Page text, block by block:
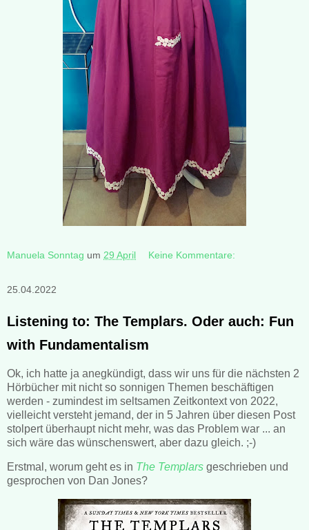
Manuela Sonntag um 29 April Keine Kommentare:
25.04.2022
Listening to: The Templars. Oder auch: Fun
with Fundamentalism
Ok, ich hatte ja anegkündigt, dass wir uns für die nächsten 2
Hörbücher mit nicht so sonnigen Themen beschäftigen
werden - zumindest im seltsamen Zeitkontext von 2022,
vielleicht versteht jemand, der in 5 Jahren über diesen Post
stolpert überhaupt nicht mehr, was das Problem war ... an
sich wäre das wünschenswert, aber dazu gleich. ;-)
Erstmal, worum geht es in The Templars geschrieben und
gesprochen von Dan Jones?